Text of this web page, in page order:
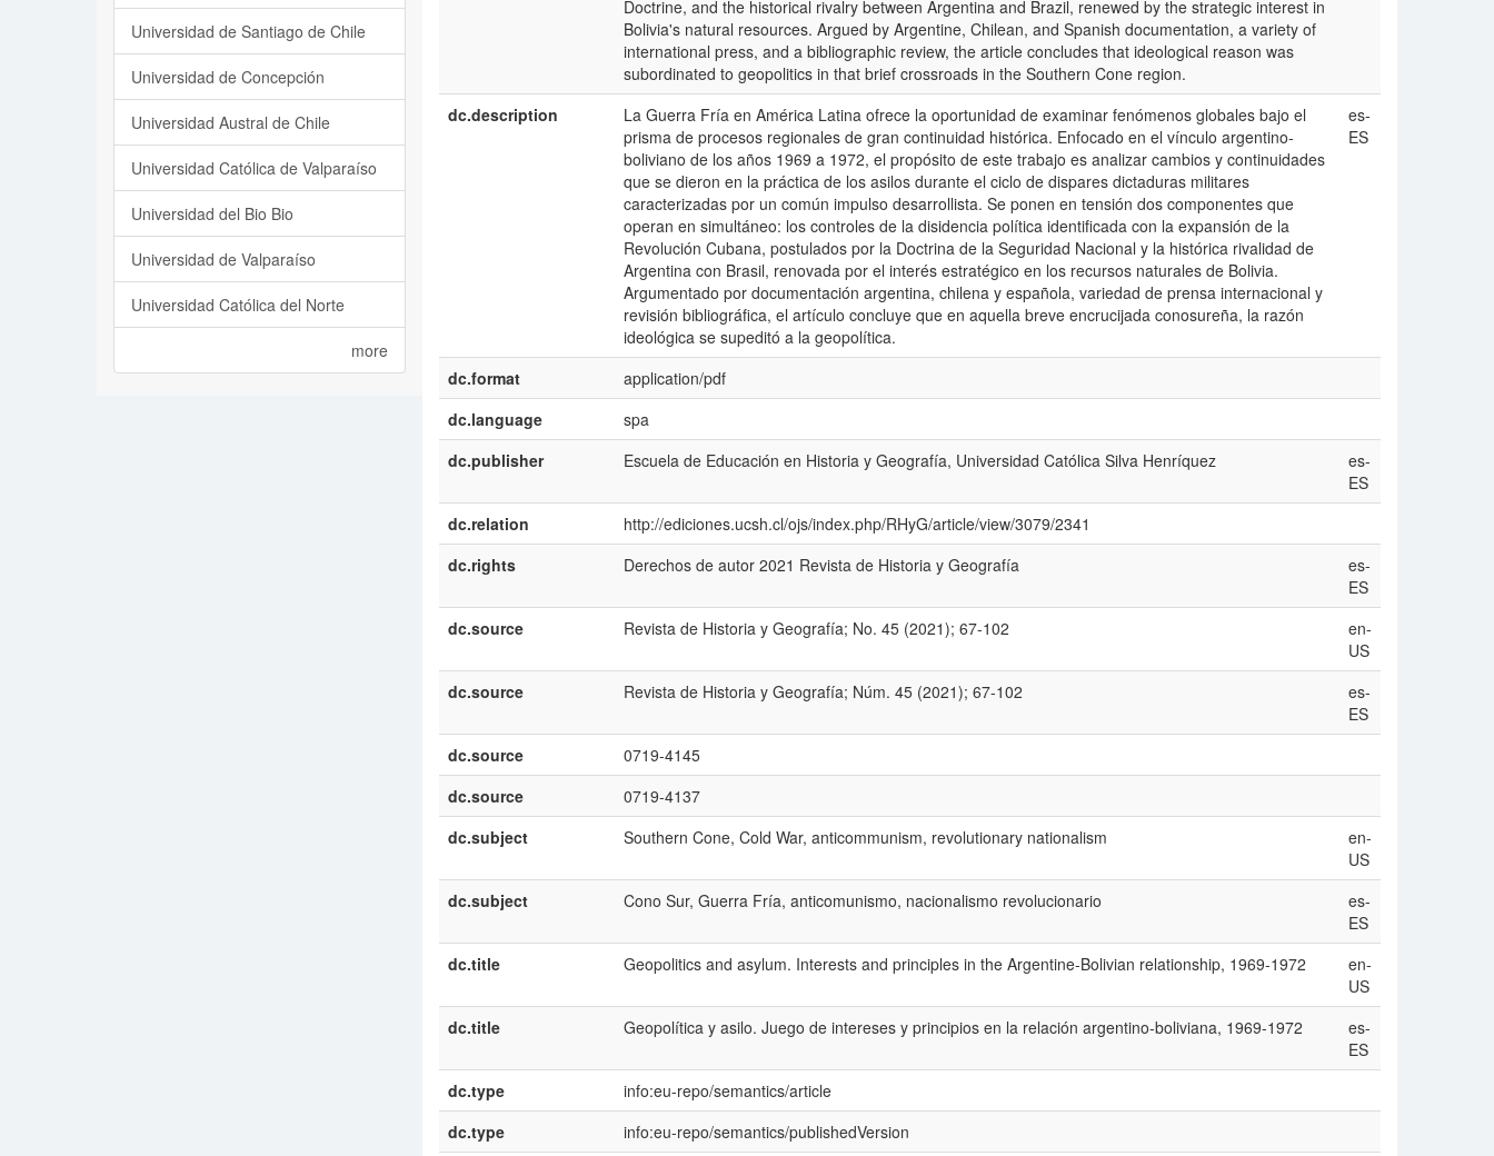
Doctrine, and the historical rivalry between Argentina and Brazil, renewed by the strategic interest in
Bolivia's natural resources. Argued by Argentine, Chilean, and Spanish documentation, a variety of
international press, and a bibliographic review, the article concludes that ideological reason was
subordinated to geopolitics in that brief crossroads in the Southern Cone region.
dc.description
La Guerra Frí­a en América Latina ofrece la oportunidad de examinar fenómenos globales bajo el
prisma de procesos regionales de gran continuidad histórica. Enfocado en el ví­nculo argentino-
boliviano de los años 1969 a 1972, el propósito de este trabajo es analizar cambios y continuidades
que se dieron en la práctica de los asilos durante el ciclo de dispares dictaduras militares
caracterizadas por un común impulso desarrollista. Se ponen en tensión dos componentes que
operan en simultáneo: los controles de la disidencia polí­tica identificada con la expansión de la
Revolución Cubana, postulados por la Doctrina de la Seguridad Nacional y la histórica rivalidad de
Argentina con Brasil, renovada por el interés estratégico en los recursos naturales de Bolivia.
Argumentado por documentación argentina, chilena y española, variedad de prensa internacional y
revisión bibliográfica, el artí­culo concluye que en aquella breve encrucijada conosureña, la razón
ideológica se supeditó a la geopolí­tica.
es-
ES
dc.format
application/pdf
dc.language
spa
dc.publisher
Escuela de Educación en Historia y Geografí­a, Universidad Católica Silva Henrí­quez
es-
ES
dc.relation
http://ediciones.ucsh.cl/ojs/index.php/RHyG/article/view/3079/2341
dc.rights
Derechos de autor 2021 Revista de Historia y Geografí­a
es-
ES
dc.source
Revista de Historia y Geografí­a; No. 45 (2021); 67-102
en-
US
dc.source
Revista de Historia y Geografí­a; Núm. 45 (2021); 67-102
es-
ES
dc.source
0719-4145
dc.source
0719-4137
dc.subject
Southern Cone, Cold War, anticommunism, revolutionary nationalism
en-
US
dc.subject
Cono Sur, Guerra Frí­a, anticomunismo, nacionalismo revolucionario
es-
ES
dc.title
Geopolitics and asylum. Interests and principles in the Argentine-Bolivian relationship, 1969-1972
en-
US
dc.title
Geopolí­tica y asilo. Juego de intereses y principios en la relación argentino-boliviana, 1969-1972
es-
ES
dc.type
info:eu-repo/semantics/article
dc.type
info:eu-repo/semantics/publishedVersion
Universidad de Santiago de Chile
Universidad de Concepción
Universidad Austral de Chile
Universidad Católica de Valparaíso
Universidad del Bio Bio
Universidad de Valparaíso
Universidad Católica del Norte
more